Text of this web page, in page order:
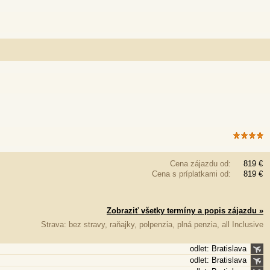
Cena zájazdu od:
819 €
Cena s príplatkami od:
819 €
Zobraziť všetky termíny a popis zájazdu »
Strava: bez stravy, raňajky, polpenzia, plná penzia, all Inclusive
odlet: Bratislava
odlet: Bratislava